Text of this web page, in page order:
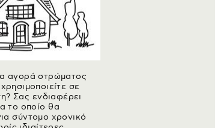
αγορά στρώματος
σε
Σας ενδιαφέρει
το οποίο θα
σύντομο χρονικό